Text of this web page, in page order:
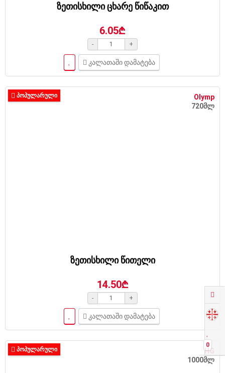
0
ზეთისხილი ცხარე წიწაკით
6.05₾
- +
კალათაში დამატება
Olymp
720მლ
ᲞᲝᲞᲣᲚᲐᲠᲣᲚᲘ
ზეთისხილი წითელი
14.50₾
- +
კალათაში დამატება
HG
1000მლ
ᲞᲝᲞᲣᲚᲐᲠᲣᲚᲘ